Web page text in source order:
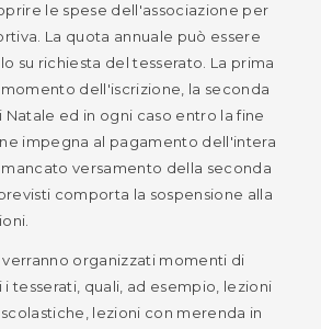
le spese dell'associazione per
La quota annuale può essere
su richiesta del tesserato. La prima
dell'iscrizione, la seconda
Natale ed in ogni caso entro la fine
impegna al pagamento dell'intera
versamento della seconda
comporta la sospensione alla
organizzati momenti di
tesserati, quali, ad esempio, lezioni
lezioni con merenda in